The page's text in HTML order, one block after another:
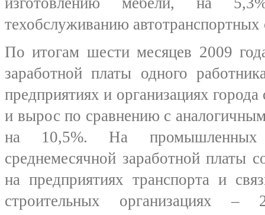
техобслуживанию автотранспортных
По итогам шести месяцев 2009
заработной платы одного
предприятиях и организациях
и вырос по сравнению с
на 10,5%. На промышленных
среднемесячной заработной платы
на предприятиях транспорта и
строительных организациях